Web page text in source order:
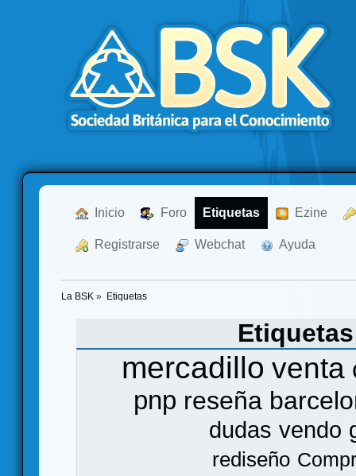
Inicio Foro Etiquetas Ezine
Registrarse Webchat Ayuda
La BSK » Etiquetas
mercadillo venta
pnp reseña
dudas vendo
rediseño